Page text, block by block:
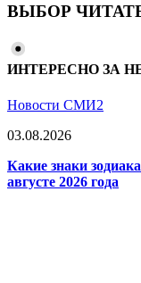
ВЫБОР
ИНТЕРЕСНО ЗА
Новости СМИ2
03.08.2026
Какие знаки
августе 2026 года